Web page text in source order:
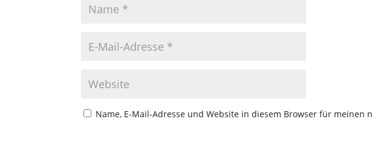
Name, E-Mail-Adresse und Website in diesem Browser für meinen